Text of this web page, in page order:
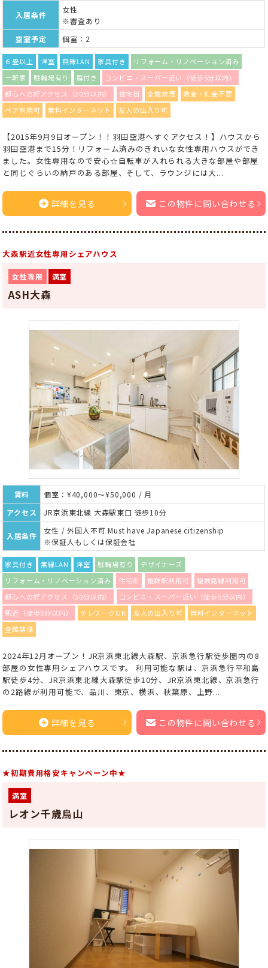
入居条件
女性
※審査あり
空室予定
個室：2
６畳以上 洋室 無線LAN 家具付き
リフォーム・リノベーション済み
一軒家
駐輪場有り 庭付き
コンビニ・スーパー近い（徒歩5分以内）
都心への好アクセス（30分以内）
住宅街 全館禁煙
敷金・礼金不要
ペア利用可
無料インターネット 友人の出入り可
【2015年9月9日オープン！！羽田空港へすぐアクセス！】ハウスから
羽田空港まで15分！リフォーム済みのきれいな女性専用ハウスができ
ました。女性専用なので安心☆自転車が入れられる大きな部屋や部屋
と同じぐらいの納戸のある部屋、そして、ラウンジには大...
詳細を見る この物件に問い合わせる
大森駅近女性専用シェアハウス
女性専用 満室
ASH大森
賃料
個室：¥40,000～¥50,000 / 月
アクセス
JR京浜東北線 大森駅東口 徒歩10分
入居条件
女性 / 外国人不可 Must have Japanese citizenship
※保証人もしくは保証会社
家具付き 無線LAN 洋室 駐輪場有り
デザイナーズ
リフォーム・リノベーション済み
住宅街 複数駅利用可
複数路線利用可
都心への好アクセス（30分以内）
コンビニ・スーパー近い（徒歩5分以内）
駅近（徒歩5分以内）
テレワークOK 友人の出入り可
無料インターネット
全館禁煙
2024年12月オープン！JR京浜東北線大森駅、京浜急行駅徒歩圏内の8
部屋の女性専用シェアハウスです。 利用可能な駅は、京浜急行平和島
駅徒歩4分、JR京浜東北線大森駅徒歩10分、JR京浜東北線、京浜急行
の2路線が利用可能で、品川、東京、横浜、秋葉原、上野...
詳細を見る この物件に問い合わせる
★初期費用格安キャンペーン中★
満室
レオン千歳烏山